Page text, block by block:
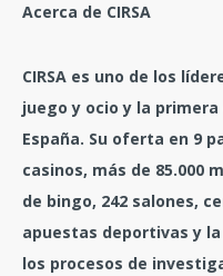
Acerca de CIRSA
CIRSA es uno de los
juego y ocio y la
España. Su oferta en 9
casinos, más de 85.000
de bingo, 242 salones,
apuestas deportivas y
los procesos de